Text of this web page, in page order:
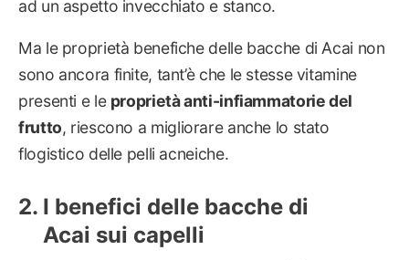
ad un aspetto invecchiato e stanco.
Ma le proprietà benefiche delle bacche di Acai non
sono ancora finite, tant’è che le stesse vitamine
presenti e le proprietà anti-infiammatorie del
frutto, riescono a migliorare anche lo stato
flogistico delle pelli acneiche.
I benefici delle bacche di
Acai sui capelli